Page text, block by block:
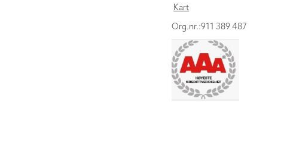
Kart
Org.nr.:911 389 487